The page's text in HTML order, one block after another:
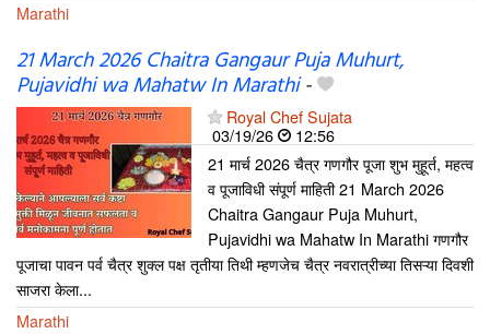
Marathi
21 March 2026 Chaitra Gangaur Puja Muhurt,
Pujavidhi wa Mahatw In Marathi-
Royal Chef Sujata
03/19/26
12:56
21 मार्च 2026 चैत्र गणगौर पूजा शुभ मुहूर्त, महत्व
व पूजाविधी संपूर्ण माहिती 21 March 2026
Chaitra Gangaur Puja Muhurt,
Pujavidhi wa Mahatw In Marathi गणगौर
पूजाचा पावन पर्व चैत्र शुक्ल पक्ष तृतीया तिथी म्हणजेच चैत्र नवरात्रीच्या तिसऱ्या दिवशी
साजरा केला...
Marathi